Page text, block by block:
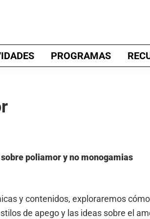
PROGRAMAS
poliamor y no monogamias
y contenidos, exploraremos
de apego y las ideas sobre el